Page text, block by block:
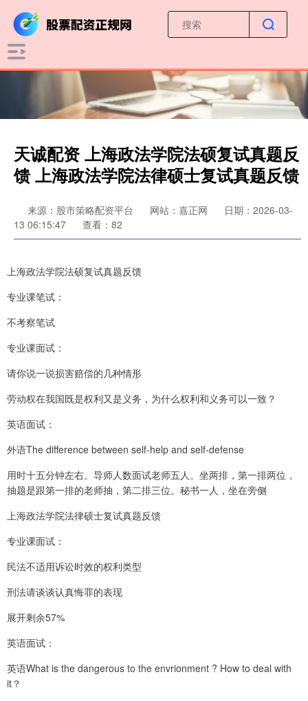
天诚配资 上海政法学院法硕复试真题反
馈 上海政法学院法律硕士复试真题反馈
来源：股市策略配资平台 网站：嘉正网
日期：2026-03-
13 06:15:47
查看：82
上海政法学院法硕复试真题反馈
专业课笔试：
不考察笔试
专业课面试：
请你说一说损害赔偿的几种情形
劳动权在我国既是权利又是义务，为什么权利和义务可以一致？
英语面试：
外语The difference between self-help and self-defense
用时十五分钟左右。导师人数面试老师五人。坐两排，第一排两位，
抽题是跟第一排的老师抽，第二排三位。秘书一人，坐在旁侧
上海政法学院法律硕士复试真题反馈
专业课面试：
民法不适用诉讼时效的权利类型
刑法请谈谈认真悔罪的表现
展开剩余57%
英语面试：
英语What is the dangerous to the envrionment ? How to deal with
it？